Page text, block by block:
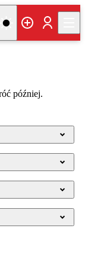
później.